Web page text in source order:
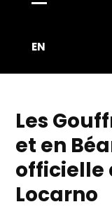
EN
Les
et en
officielle
Locarno